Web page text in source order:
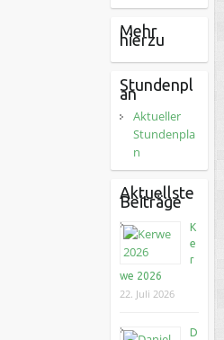
Mehr
hierzu
Stundenpl
an
Aktueller
Stundenpla
n
Aktuellste
Beiträge
K
e
r
we 2026
22. Juli 2026
D